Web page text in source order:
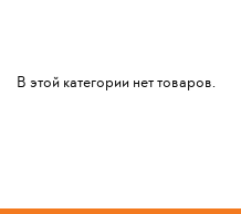
В этой категории нет товаров.